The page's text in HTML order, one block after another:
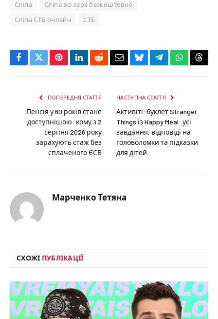
Сліпа
Сліпа всі серії безкоштовно
Сліпа СТБ онлайн
СТБ
Facebook
TwitterPinterestLinkedInRedditEmailBlueskyTelegramWhatsApp
ПОПЕРЕДНЯ СТАТТЯ
Пенсія у 60 років стане
доступнішою: кому з 2
серпня 2026 року
зарахують стаж без
сплаченого ЄСВ
НАСТУПНА СТАТТЯ
Активіті-буклет Stranger
Things із Happy Meal: усі
завдання, відповіді на
головоломки та підказки
для дітей
Марченко Тетяна
СХОЖІ ПУБЛІКАЦІЇ